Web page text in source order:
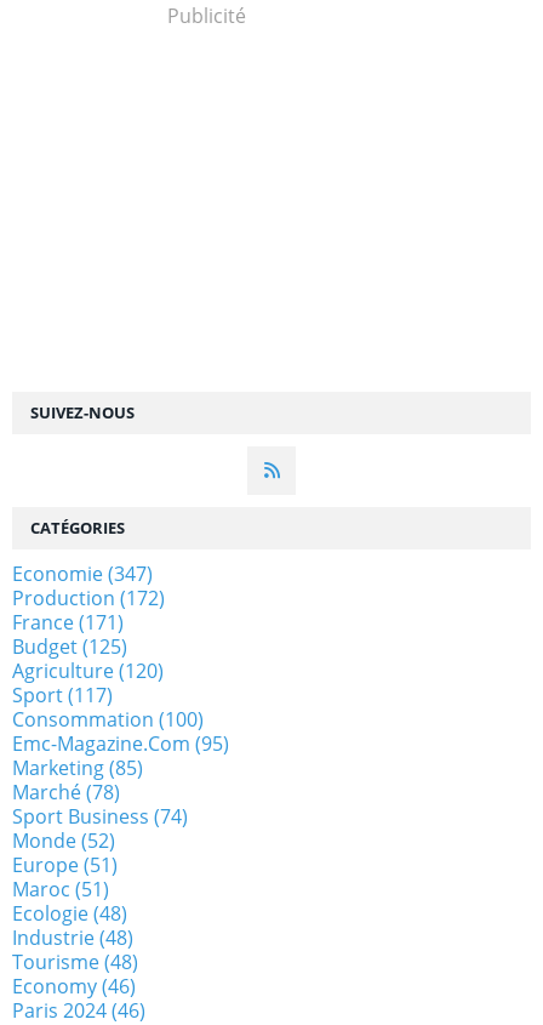
SUIVEZ-NOUS
Publicité
CATÉGORIES
Economie(347)
Production (172)
France(171)
Budget(125)
Agriculture(120)
Sport(117)
Consommation (100)
Emc-Magazine.com (95)
Marketing(85)
Marché(78)
Sport Business (74)
Monde(52)
Europe(51)
Maroc (51)
Ecologie(48)
Industrie(48)
Tourisme(48)
Economy(46)
Paris 2024(46)